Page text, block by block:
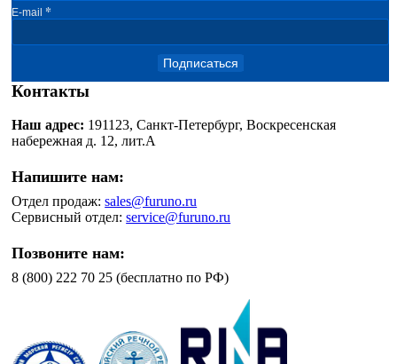
E-mail *
Подписаться
Контакты
Наш адрес: 191123, Санкт-Петербург, Воскресенская
набережная д. 12, лит.А
Напишите нам:
Отдел продаж:sales@furuno.ru
Сервисный отдел:service@furuno.ru
Позвоните нам:
8 (800) 222 70 25 (бесплатно по РФ)